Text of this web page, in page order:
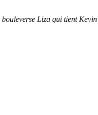
Liza qui tient